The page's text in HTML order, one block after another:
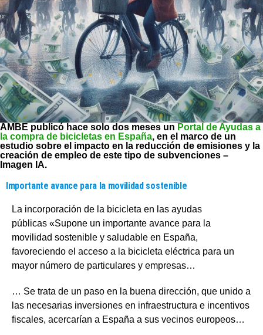
AMBE publicó hace solo dos meses un Portal de Ayudas a
la compra de bicicletas en España, en el marco de un
estudio sobre el impacto en la reducción de emisiones y la
creación de empleo de este tipo de subvenciones –
Imagen IA.
Importante avance para la movilidad sostenible
La incorporación de la bicicleta en las ayudas
públicas «Supone un importante avance para la
movilidad sostenible y saludable en España,
favoreciendo el acceso a la bicicleta eléctrica para un
mayor número de particulares y empresas…
… Se trata de un paso en la buena dirección, que unido a
las necesarias inversiones en infraestructura e incentivos
fiscales, acercarían a España a sus vecinos europeos…